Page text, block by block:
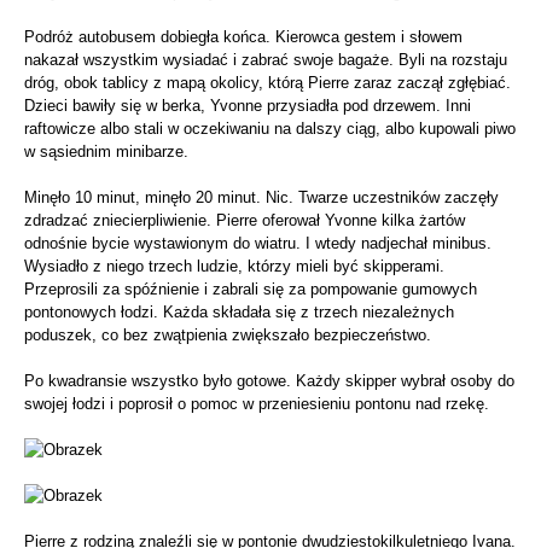
Podróż autobusem dobiegła końca. Kierowca gestem i słowem
nakazał wszystkim wysiadać i zabrać swoje bagaże. Byli na rozstaju
dróg, obok tablicy z mapą okolicy, którą Pierre zaraz zaczął zgłębiać.
Dzieci bawiły się w berka, Yvonne przysiadła pod drzewem. Inni
raftowicze albo stali w oczekiwaniu na dalszy ciąg, albo kupowali piwo
w sąsiednim minibarze.
Minęło 10 minut, minęło 20 minut. Nic. Twarze uczestników zaczęły
zdradzać zniecierpliwienie. Pierre oferował Yvonne kilka żartów
odnośnie bycie wystawionym do wiatru. I wtedy nadjechał minibus.
Wysiadło z niego trzech ludzie, którzy mieli być skipperami.
Przeprosili za spóźnienie i zabrali się za pompowanie gumowych
pontonowych łodzi. Każda składała się z trzech niezależnych
poduszek, co bez zwątpienia zwiększało bezpieczeństwo.
Po kwadransie wszystko było gotowe. Każdy skipper wybrał osoby do
swojej łodzi i poprosił o pomoc w przeniesieniu pontonu nad rzekę.
Pierre z rodziną znaleźli się w pontonie dwudziestokilkuletniego Ivana.